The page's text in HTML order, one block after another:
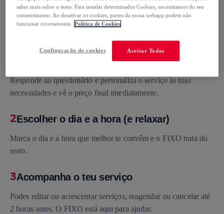
Como funciona
Serviço personalizado
Responde ao questionário e personaliza o serviço às tuas
necessidades e vê o preço final imediatamente.
2Escolher o dia e a hora (e relaxar)
Marca o dia e a hora que melhor te convêm e o FIXO trata do
resto.
3Acompanha o teu serviço
Podes editar ou acrescentar serviços, reagendar ou cancelar até
2 horas antes. O FIXO está aqui para ajudar.
saber mais sobre o tema. Para instalar determinados Cookies, necessitamos do seu
consentimento. Ao desativar os cookies, partes da nossa webapp podem não
funcionar corretamente. Política de Cookies
Aceitar Todos
Configuração de cookies